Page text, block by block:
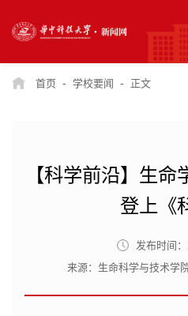
首页 - 学校要闻 - 正文
【科学前沿】生
登上《
发布时间：
来源：生命科学与技术学